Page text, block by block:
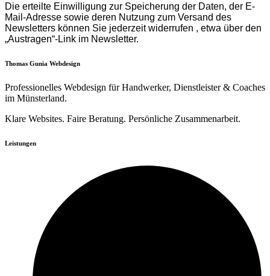
Die erteilte Einwilligung zur Speicherung der Daten, der E-
Mail-Adresse sowie deren Nutzung zum Versand des
Newsletters können Sie jederzeit widerrufen , etwa über den
„Austragen“-Link im Newsletter.
Thomas Gunia Webdesign
Professionelles Webdesign für Handwerker, Dienstleister & Coaches
im Münsterland.
Klare Websites. Faire Beratung. Persönliche Zusammenarbeit.
Leistungen